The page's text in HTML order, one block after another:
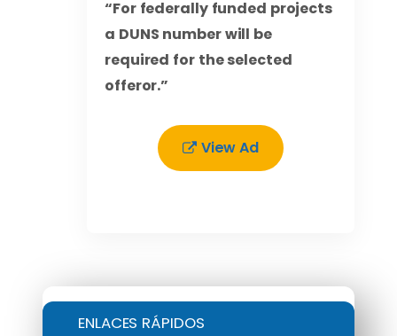
“For federally funded projects
a DUNS number will be
required for the selected
offeror.”
View Ad
ENLACES RÁPIDOS